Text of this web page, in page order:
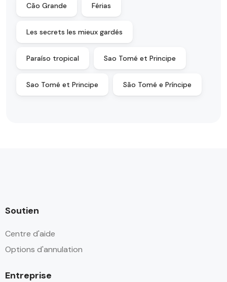
Cão Grande Férias
Les secrets les mieux gardés
Paraíso tropical Sao Tomé et Principe
Sao Tomé et Principe São Tomé e Príncipe
Soutien
Centre d'aide
Options d'annulation
Entreprise